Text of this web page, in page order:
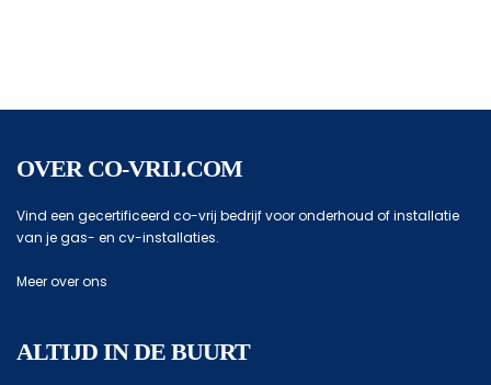
OVER CO-VRIJ.COM
Vind een gecertificeerd co-vrij bedrijf voor onderhoud of installatie
van je gas- en cv-installaties.
Meer over ons
ALTIJD IN DE BUURT